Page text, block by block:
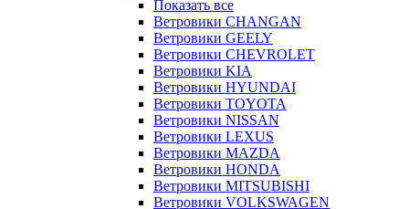
Показать все
Ветровики CHANGAN
Ветровики GEELY
Ветровики CHEVROLET
Ветровики KIA
Ветровики HYUNDAI
Ветровики TOYOTA
Ветровики NISSAN
Ветровики LEXUS
Ветровики MAZDA
Ветровики HONDA
Ветровики MITSUBISHI
Ветровики VOLKSWAGEN